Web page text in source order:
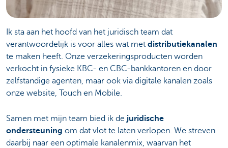
Ik sta aan het hoofd van het juridisch team dat
verantwoordelijk is voor alles wat met distributiekanalen
te maken heeft. Onze verzekeringsproducten worden
verkocht in fysieke KBC- en CBC-bankkantoren en door
zelfstandige agenten, maar ook via digitale kanalen zoals
onze website, Touch en Mobile.
Samen met mijn team bied ik de juridische
ondersteuning om dat vlot te laten verlopen. We streven
daarbij naar een optimale kanalenmix, waarvan het